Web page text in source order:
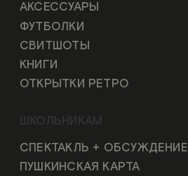
АКСЕССУАРЫ
ФУТБОЛКИ
СВИТШОТЫ
КНИГИ
ОТКРЫТКИ РЕТРО
ШКОЛЬНИКАМ
СПЕКТАКЛЬ + ОБСУЖДЕНИЕ
ПУШКИНСКАЯ КАРТА